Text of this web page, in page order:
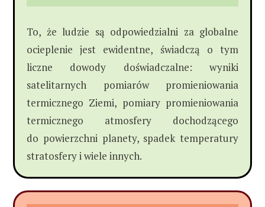
To, że ludzie są odpowiedzialni za globalne
ocieplenie jest ewidentne, świadczą o tym
liczne dowody doświadczalne: wyniki
satelitarnych pomiarów promieniowania
termicznego Ziemi, pomiary promieniowania
termicznego atmosfery dochodzącego
do powierzchni planety, spadek temperatury
stratosfery i wiele innych.